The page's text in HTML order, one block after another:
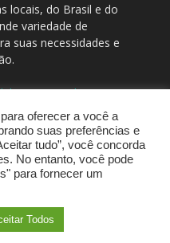
locais, do Brasil e do
variedade de
suas necessidades e
/
oferecer a você a
suas preferências e
tudo”, você concorda
No entanto, você pode
para fornecer um
Todos